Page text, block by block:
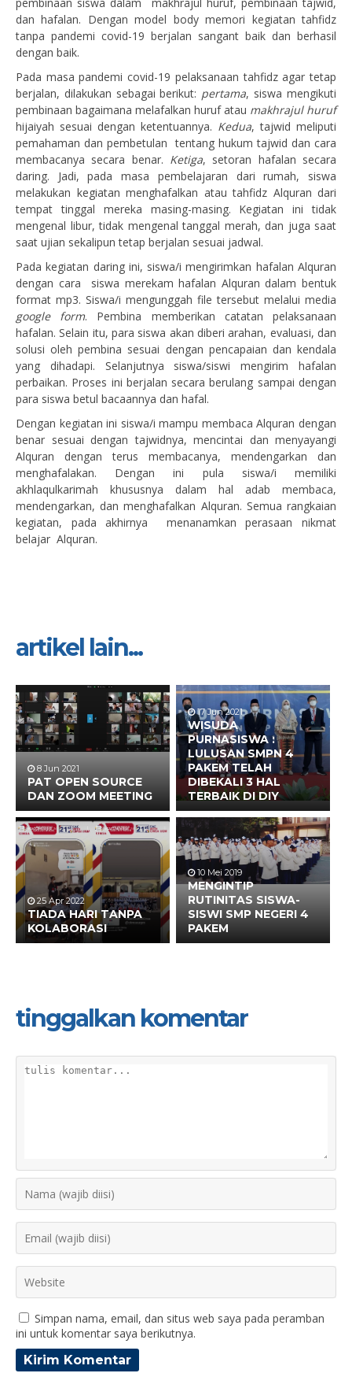
dan hafalan. Dengan model body memori kegiatan tahfidz
tanpa pandemi covid-19 berjalan sangant baik dan berhasil
dengan baik.
Pada masa pandemi covid-19 pelaksanaan tahfidz agar tetap
berjalan, dilakukan sebagai berikut: pertama, siswa mengikuti
pembinaan bagaimana melafalkan huruf atau makhrajul huruf
hijaiyah sesuai dengan ketentuannya. Kedua, tajwid meliputi
pemahaman dan pembetulan tentang hukum tajwid dan cara
membacanya secara benar. Ketiga, setoran hafalan secara
daring. Jadi, pada masa pembelajaran dari rumah, siswa
melakukan kegiatan menghafalkan atau tahfidz Alquran dari
tempat tinggal mereka masing-masing. Kegiatan ini tidak
mengenal libur, tidak mengenal tanggal merah, dan juga saat
saat ujian sekalipun tetap berjalan sesuai jadwal.
Pada kegiatan daring ini, siswa/i mengirimkan hafalan Alquran
dengan cara siswa merekam hafalan Alquran dalam bentuk
format mp3. Siswa/i mengunggah file tersebut melalui media
google form. Pembina memberikan catatan pelaksanaan
hafalan. Selain itu, para siswa akan diberi arahan, evaluasi, dan
solusi oleh pembina sesuai dengan pencapaian dan kendala
yang dihadapi. Selanjutnya siswa/siswi mengirim hafalan
perbaikan. Proses ini berjalan secara berulang sampai dengan
para siswa betul bacaannya dan hafal.
Dengan kegiatan ini siswa/i mampu membaca Alquran dengan
benar sesuai dengan tajwidnya, mencintai dan menyayangi
Alquran dengan terus membacanya, mendengarkan dan
menghafalakan. Dengan ini pula siswa/i memiliki
akhlaqulkarimah khususnya dalam hal adab membaca,
mendengarkan, dan menghafalkan Alquran. Semua rangkaian
kegiatan, pada akhirnya menanamkan perasaan nikmat
belajar Alquran.
artikel lain...
8 Jun 2021
PAT OPEN SOURCE
DAN ZOOM MEETING
17 Jun 2021
WISUDA
PURNASISWA :
LULUSAN SMPN 4
PAKEM TELAH
DIBEKALI 3 HAL
TERBAIK DI DIY
25 Apr 2022
TIADA HARI TANPA
KOLABORASI
10 Mei 2019
MENGINTIP
RUTINITAS SISWA-
SISWI SMP NEGERI 4
PAKEM
tinggalkan komentar
Simpan nama, email, dan situs web saya pada peramban
ini untuk komentar saya berikutnya.